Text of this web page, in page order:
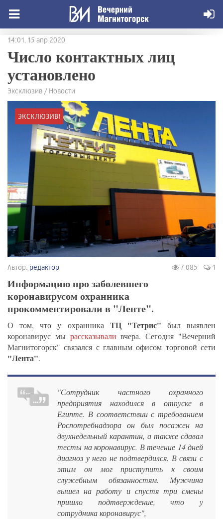
14:01, 15 апр 2020
Число контактных лиц
установлено
Эксклюзив / Новости
ЭКСКЛЮЗИВ!
Автор: редактор 7 085 1
Информацию про заболевшего
коронавирусом охранника
прокомментировали в "Ленте".
О том, что у охранника ТЦ "Тетрис" был выявлен
коронавирус мы рассказывали вчера. Сегодня "Вечерний
Магнитогорск" связался с главным офисом торговой сети
"Лента".
"Сотрудник частного охранного
предприятия находился в отпуске в
Египте. В соответствии с требованием
Роспотребнадзора он был посажен на
двухнедельный карантин, а также сдавал
тесты на коронавирус. В течение 14 дней
диагноз у него не подтвердился. В связи с
этим он мог приступить к своим
служебным обязанностям. Мужчина
вышел на работу и спустя три смены
пришло подтверждение, что у
сотрудника коронавирус",